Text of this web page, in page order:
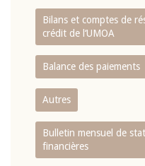
Bilans et comptes de
crédit de l‘UMOA
Balance des paiements
Autres
Bulletin mensuel de
financières